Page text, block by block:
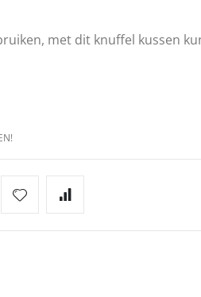
met dit knuffel kussen